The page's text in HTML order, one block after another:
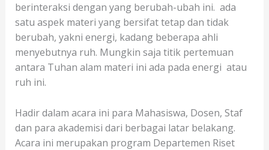
berinteraksi dengan yang berubah-ubah ini. ada
satu aspek materi yang bersifat tetap dan tidak
berubah, yakni energi, kadang beberapa ahli
menyebutnya ruh. Mungkin saja titik pertemuan
antara Tuhan alam materi ini ada pada energi atau
ruh ini.
Hadir dalam acara ini para Mahasiswa, Dosen, Staf
dan para akademisi dari berbagai latar belakang.
Acara ini merupakan program Departemen Riset